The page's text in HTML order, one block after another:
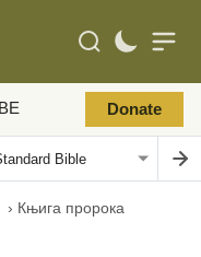
Donate
› Књига пророка